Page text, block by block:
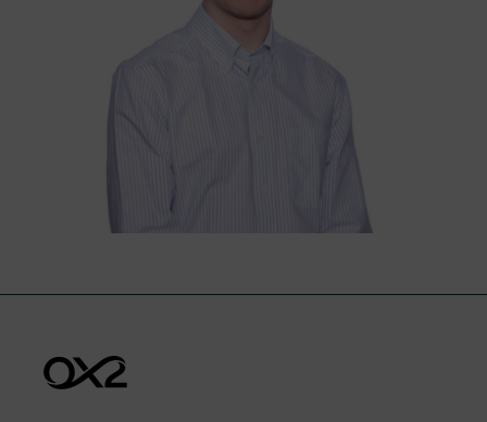
reclamație și vom oferi tot suportul pentru
ca toate reclamațiile pe care le primim sa
fie tratate cu respect, obiectiv și eficiență.